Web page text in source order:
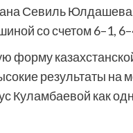
Севиль
со счетом 6–1,
результаты на
Куламбаевой как